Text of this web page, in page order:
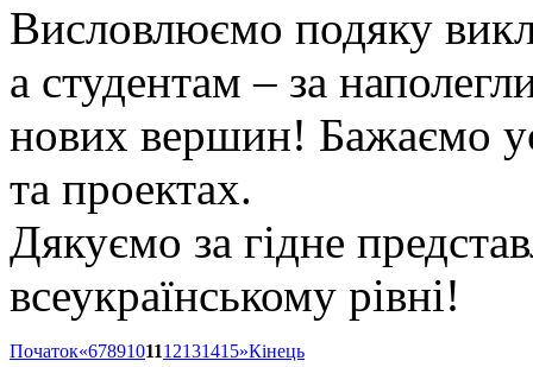
Висловлюємо подяку
а студентам – за
нових вершин! Бажаємо
та проектах.
Дякуємо за гідне
всеукраїнському рівні!
Початок«6789101112131415»Кінець